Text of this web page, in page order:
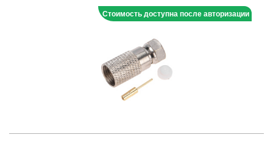
Стоимость доступна после авторизации